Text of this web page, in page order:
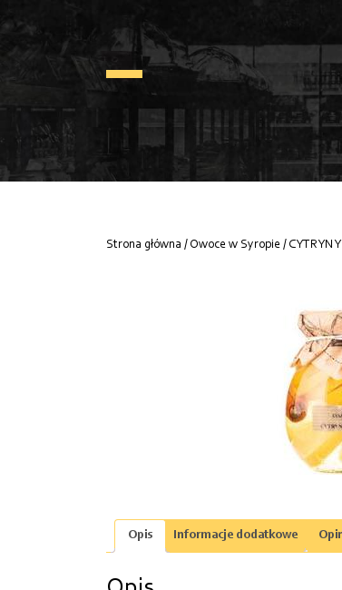
Strona główna / Owoce w Syropie /
Opis Informacje dodatkowe